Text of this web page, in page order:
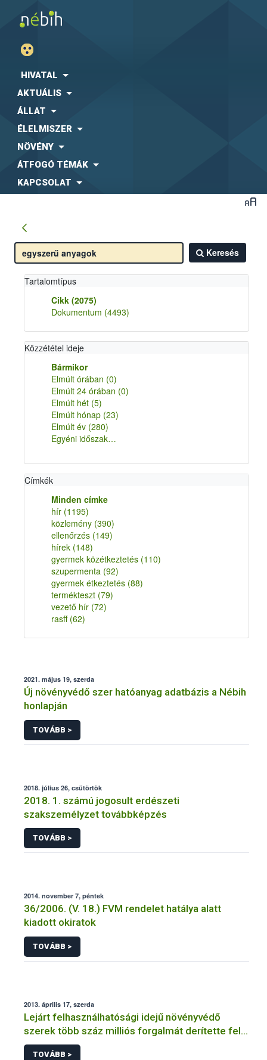
HIVATAL
AKTUÁLIS
ÁLLAT
ÉLELMISZER
NÖVÉNY
ÁTFOGÓ TÉMÁK
KAPCSOLAT
Keresés
Tartalomtípus
Cikk (2075)
Dokumentum (4493)
Közzététel ideje
Bármikor
Elmúlt órában (0)
Elmúlt 24 órában (0)
Elmúlt hét (5)
Elmúlt hónap (23)
Elmúlt év (280)
Egyéni időszak…
Címkék
Minden címke
hír (1195)
közlemény (390)
ellenőrzés (149)
hírek (148)
gyermek közétkeztetés (110)
szupermenta (92)
gyermek étkeztetés (88)
termékteszt (79)
vezető hír (72)
rasff (62)
2021. május 19, szerda
Új növényvédő szer hatóanyag adatbázis a Nébih
honlapján
TOVÁBB >
2018. július 26, csütörtök
2018. 1. számú jogosult erdészeti
szakszemélyzet továbbképzés
TOVÁBB >
2014. november 7, péntek
36/2006. (V. 18.) FVM rendelet hatálya alatt
kiadott okiratok
TOVÁBB >
2013. április 17, szerda
Lejárt felhasználhatósági idejű növényvédő
szerek több száz milliós forgalmát derítette fel a
NÉBIH
TOVÁBB >